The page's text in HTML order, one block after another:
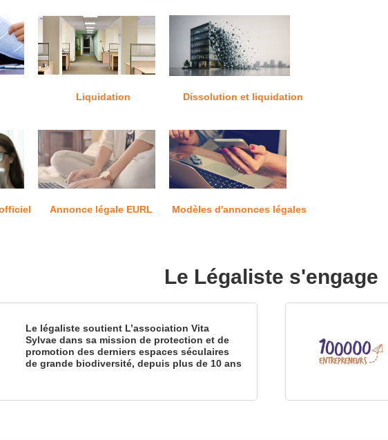
Liquidation Dissolution et liquidation
Annonce légale EURL Modèles d'annonces légales
Le Légaliste s'engage
Le légaliste soutient L’association Vita
Sylvae dans sa mission de protection et de
promotion des derniers espaces séculaires
de grande biodiversité, depuis plus de 10 ans